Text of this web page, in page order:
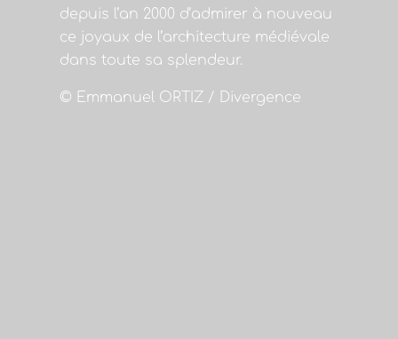
depuis l’an 2000 d’admirer à nouveau
ce joyaux de l’architecture médiévale
dans toute sa splendeur.
© Emmanuel ORTIZ / Divergence